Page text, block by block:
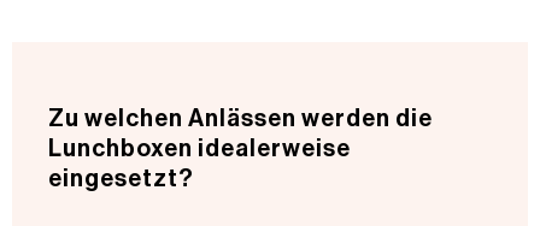
Zu welchen Anlässen werden die
Lunchboxen idealerweise
eingesetzt?